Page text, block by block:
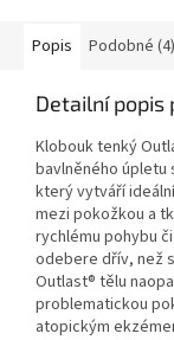
Popis Podobné (4)
Detailní popis
Klobouk tenký
bavlněného úpletu
který vytváří
mezi pokožkou a
rychlému pohybu
odebere dřív, než
Outlast® tělu
problematickou
atopickým